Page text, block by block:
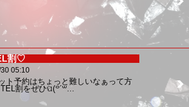
割♡
05:10
ト予約はちょっと難しいなぁって方
割をぜひପ(꒪ˊ꒳…